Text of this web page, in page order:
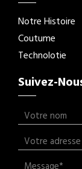
Notre Histoire
Coutume
Technolotie
Suivez-